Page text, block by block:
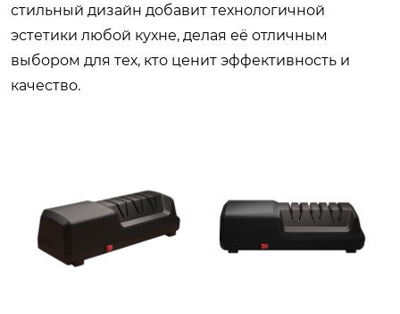
стильный дизайн добавит технологичной
эстетики любой кухне, делая её отличным
выбором для тех, кто ценит эффективность и
качество.